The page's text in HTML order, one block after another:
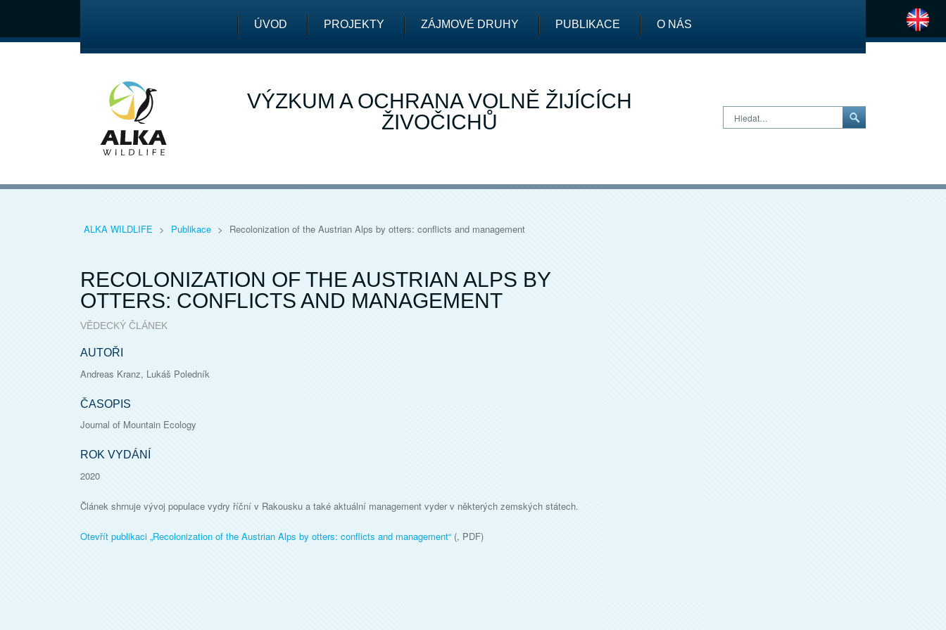
ÚVOD PROJEKTY ZÁJMOVÉ DRUHY PUBLIKACE O NÁS
VÝZKUM A OCHRANA VOLNĚ ŽIJÍCÍCH
ŽIVOČICHŮ
Hledat…
ALKA WILDLIFE > Publikace > Recolonization of the Austrian Alps by otters: conflicts and management
RECOLONIZATION OF THE AUSTRIAN ALPS BY
OTTERS: CONFLICTS AND MANAGEMENT
VĚDECKÝ ČLÁNEK
AUTOŘI
Andreas Kranz, Lukáš Poledník
ČASOPIS
Journal of Mountain Ecology
ROK VYDÁNÍ
2020
Článek shrnuje vývoj populace vydry říční v Rakousku a také aktuální management vyder v některých zemských státech.
Otevřít publikaci „Recolonization of the Austrian Alps by otters: conflicts and management“ (, PDF)